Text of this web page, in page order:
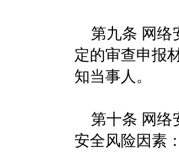
第九条 网络
定的审查申报
知当事人。
第十条 网络
安全风险因素